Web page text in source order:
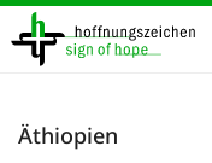
Direkt
zum
Inhalt
Äthiopien